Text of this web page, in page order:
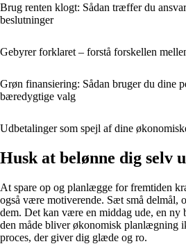
Brug renten klogt: Sådan træffer du
beslutninger
Gebyrer forklaret – forstå forskellen
Grøn finansiering: Sådan bruger du dine
bæredygtige valg
Udbetalinger som spejl af dine
Husk at belønne dig selv
At spare op og planlægge for fremtiden
også være motiverende. Sæt små delmål,
dem. Det kan være en middag ude, en ny
den måde bliver økonomisk planlægning
proces, der giver dig glæde og ro.